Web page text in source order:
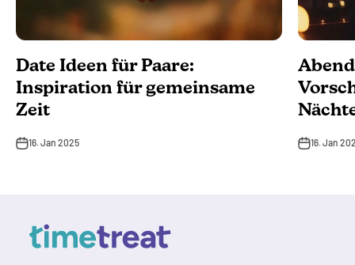
Date Ideen für Paare:
Inspiration für gemeinsame
Zeit
16. Jan 2025 16. Jan